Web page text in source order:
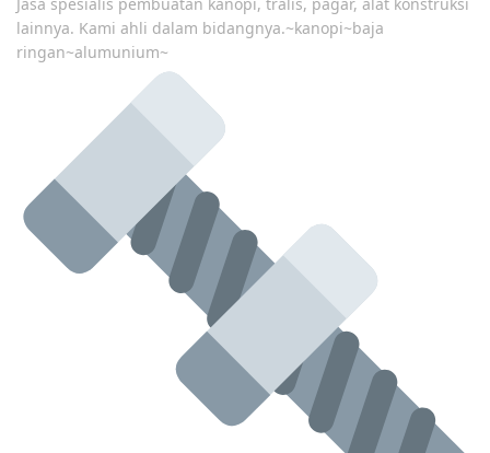
Jasa spesialis pembuatan kanopi, tralis, pagar, alat konstruksi
lainnya. Kami ahli dalam bidangnya.~kanopi~baja
ringan~alumunium~